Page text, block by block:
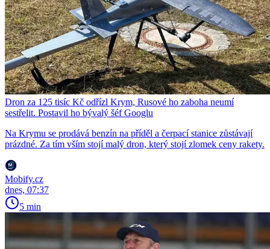
Dron za 125 tisíc Kč odřízl Krym, Rusové ho zaboha neumí
sestřelit. Postavil ho bývalý šéf Googlu
Na Krymu se prodává benzín na příděl a čerpací stanice zůstávají
prázdné. Za tím vším stojí malý dron, který stojí zlomek ceny rakety.
Mobify.cz
dnes, 07:37
5 min